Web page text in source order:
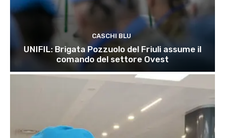
CASCHI BLU
UNIFIL: Brigata Pozzuolo del Friuli assume il
comando del settore Ovest